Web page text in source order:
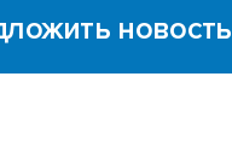
новость